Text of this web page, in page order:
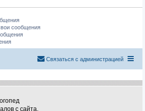
сообщения
Связаться с администрацией
с сайта,